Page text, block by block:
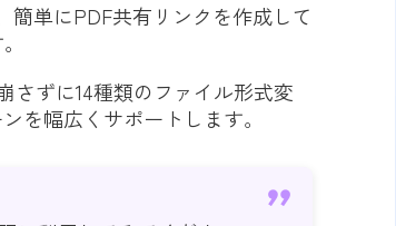
簡単にPDF共有リンクを作成して
さずに14種類のファイル形式変
を幅広くサポートします。